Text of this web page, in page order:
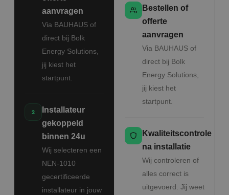
aanvragen
Via BAUHAUS of
direct bij Bolk
Energy Solutions,
jij kiest het
startpunt.
Installateur
gekoppeld
binnen 24u
Wij selecteren een
NEN-1010
gecertificeerde
installateur in jouw
Bestellen of
offerte
aanvragen
Via BAUHAUS of
direct bij Bolk
Energy Solutions,
jij kiest het
startpunt.
Kwaliteitscontrole
na installatie
Wij controleren of
alles correct is
uitgevoerd. Jij weet